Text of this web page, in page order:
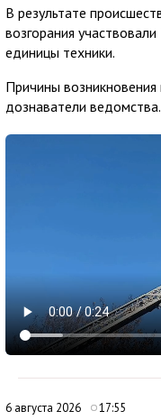
В результате
возгорания
единицы техники.
Причины
дознаватели ведомства.
6 августа 2026 17:55